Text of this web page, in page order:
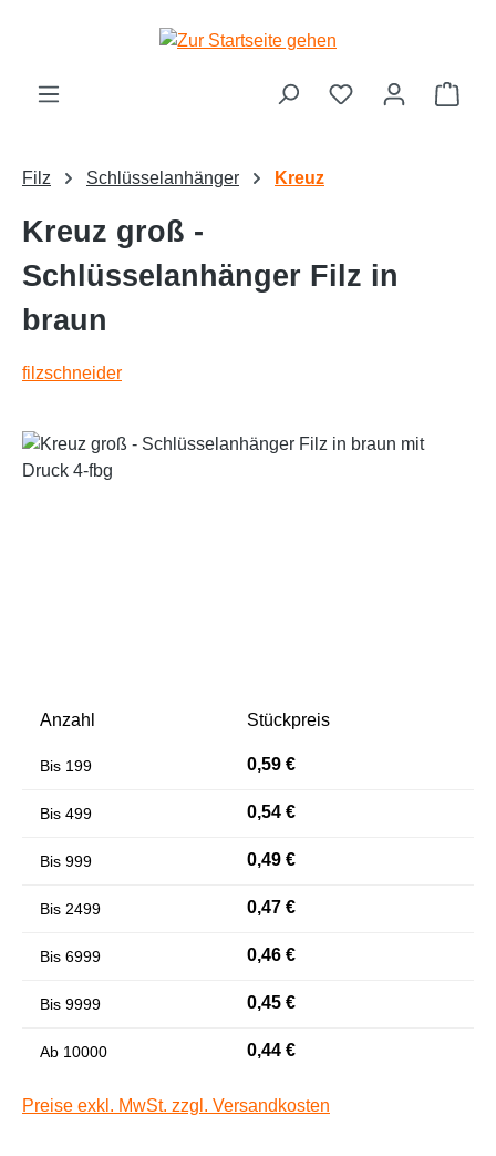
Filz Schlüsselanhänger Kreuz
Kreuz groß -
Schlüsselanhänger Filz in
braun
filzschneider
Bildergalerie überspringen
Anzahl Stückpreis
Bis 199 0,59 €
Bis 499 0,54 €
Bis 999 0,49 €
Bis 2499 0,47 €
Bis 6999 0,46 €
Bis 9999 0,45 €
Ab 10000 0,44 €
Preise exkl. MwSt. zzgl. Versandkosten
Text vergrößern Hochkontrastmodus